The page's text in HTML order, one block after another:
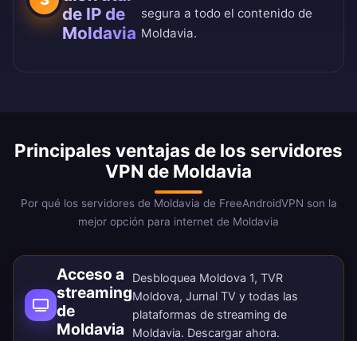
de IP de
Moldavia
segura a todo el contenido de
Moldavia.
Principales ventajas de los servidores
VPN de Moldavia
Por qué los servidores de Moldavia de FreeAndroidVPN son la
mejor opción para internet de Moldavia
Acceso a
streaming
de
Moldavia
Desbloquea Moldova 1, TVR
Moldova, Jurnal TV y todas las
plataformas de streaming de
Moldavia. Descargar ahora.